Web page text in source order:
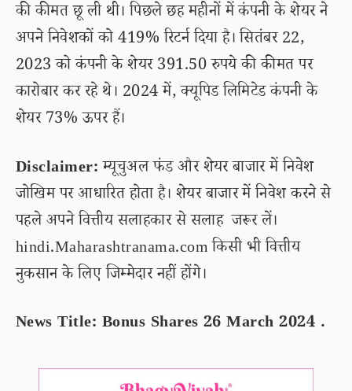
की कीमत छू ली थी। पिछले छह महीनों में कंपनी के शेयर ने
अपने निवेशकों को 419% रिटर्न दिया है। सितंबर 22,
2023 को कंपनी के शेयर 391.50 रुपये की कीमत पर
कारोबार कर रहे थे। 2024 में, क्यूपिड लिमिटेड कंपनी के
शेयर 73% ऊपर हैं।
Disclaimer:म्यूचुअल फंड और शेयर बाजार में निवेश
जोखिम पर आधारित होता है। शेयर बाजार में निवेश करने से
पहले अपने वित्तीय सलाहकार से सलाह जरूर लें।
hindi.Maharashtranama.com किसी भी वित्तीय
नुकसान के लिए जिम्मेदार नहीं होंगे।
News Title: Bonus Shares 26 March 2024 .